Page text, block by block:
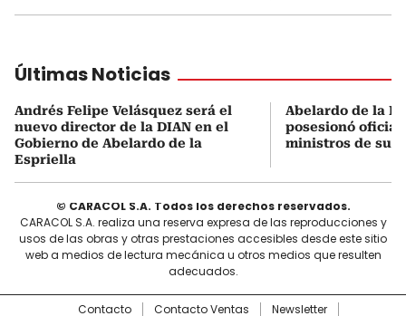
Últimas Noticias
Andrés Felipe Velásquez será el
nuevo director de la DIAN en el
Gobierno de Abelardo de la
Espriella
Abelardo de la
posesionó
ministros de su
© CARACOL S.A. Todos los derechos reservados.
CARACOL S.A. realiza una reserva expresa de las reproducciones y
usos de las obras y otras prestaciones accesibles desde este sitio
web a medios de lectura mecánica u otros medios que resulten
adecuados.
Contacto Contacto Ventas Newsletter